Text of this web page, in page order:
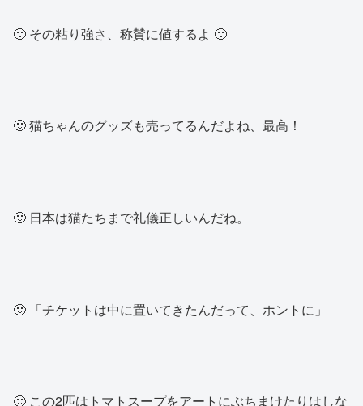
🙂 その粘り強さ、称賛に値するよ 🙂
🙂 猫ちゃんのグッズも売ってるんだよね、最高！
🙂 日本は猫たちまで礼儀正しいんだね。
🙂 「チケットは中に置いてきたんだって、ホントに」
🙂 この2匹はトマトスープをアートにぶちまけたりはしな